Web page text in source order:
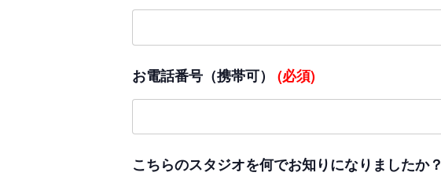
お電話番号（携帯可） (必須)
こちらのスタジオを何でお知りになりましたか？